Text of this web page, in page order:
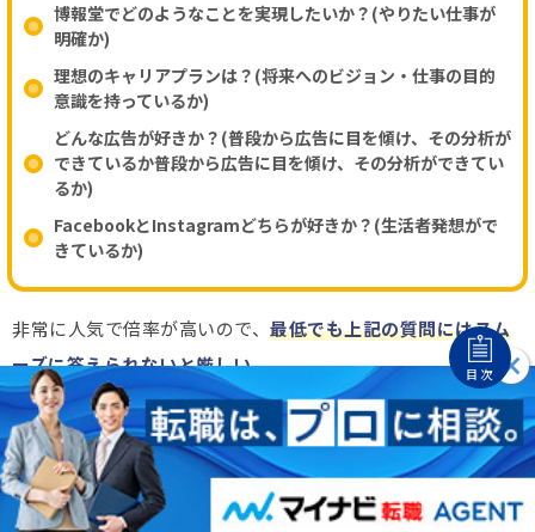
博報堂でどのようなことを実現したいか？(やりたい仕事が
明確か)
理想のキャリアプランは？(将来へのビジョン・仕事の目的
意識を持っているか)
どんな広告が好きか？(普段から広告に目を傾け、その分析が
できているか普段から広告に目を傾け、その分析ができてい
るか)
FacebookとInstagramどちらが好きか？(生活者発想がで
きているか)
非常に人気で倍率が高いので、 最低でも上記の質問にはスム
ーズに答えられないと厳しい。
その他、ストレス耐性（精神的なタフさ）や頭の回転の速さ
を見極められる。
目次